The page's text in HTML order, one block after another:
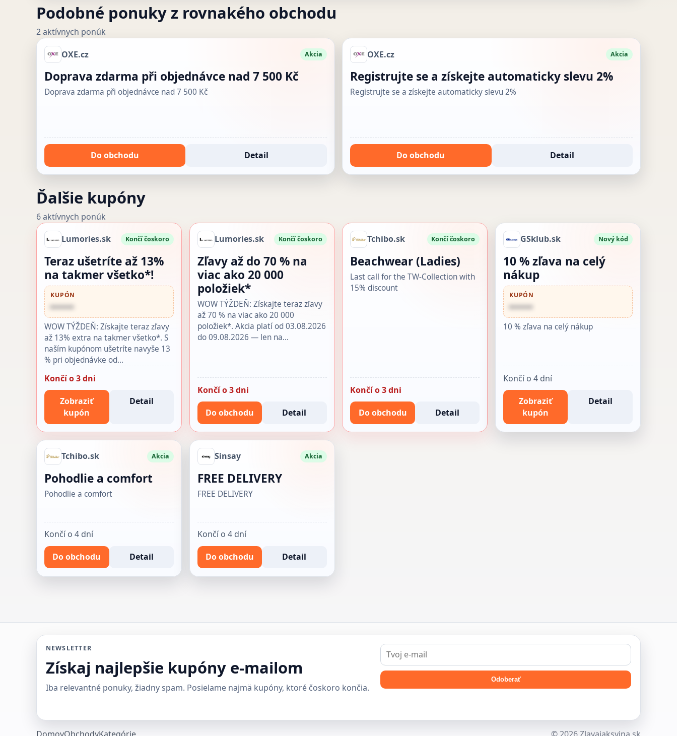
Podobné ponuky z rovnakého obchodu
2 aktívnych ponúk
OXE.cz Akcia
Doprava zdarma při objednávce nad 7 500 Kč
Doprava zdarma při objednávce nad 7 500 Kč
Do obchodu Detail
OXE.cz Akcia
Registrujte se a získejte automaticky slevu 2%
Registrujte se a získejte automaticky slevu 2%
Do obchodu Detail
Ďalšie kupóny
6 aktívnych ponúk
Lumories.sk Končí čoskoro
Teraz ušetríte až 13%
na takmer všetko*!
KUPÓN
••••••
WOW TÝŽDEŇ: Získajte teraz zľavy
až 13% extra na takmer všetko*. S
naším kupónom ušetríte navyše 13
% pri objednávke od…
Končí o 3 dni
Zobraziť
kupón
Detail
Lumories.sk Končí čoskoro
Zľavy až do 70 % na
viac ako 20 000
položiek*
WOW TÝŽDEŇ: Získajte teraz zľavy
až 70 % na viac ako 20 000
položiek*. Akcia platí od 03.08.2026
do 09.08.2026 — len na…
Končí o 3 dni
Do obchodu Detail
Tchibo.sk Končí čoskoro
Beachwear (Ladies)
Last call for the TW-Collection with
15% discount
Končí o 3 dni
Do obchodu Detail
GSklub.sk Nový kód
10 % zľava na celý
nákup
KUPÓN
••••••
10 % zľava na celý nákup
Končí o 4 dní
Zobraziť
kupón
Detail
Tchibo.sk Akcia
Pohodlie a comfort
Pohodlie a comfort
Končí o 4 dní
Do obchodu Detail
Sinsay Akcia
FREE DELIVERY
FREE DELIVERY
Končí o 4 dní
Do obchodu Detail
NEWSLETTER
Získaj najlepšie kupóny e-mailom
Iba relevantné ponuky, žiadny spam. Posielame najmä kupóny, ktoré čoskoro končia.
E-
mail
Odoberať